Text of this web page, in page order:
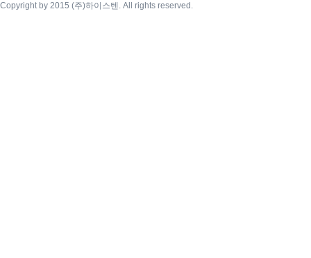
Copyright by 2015 (주)하이스텐. All rights reserved.